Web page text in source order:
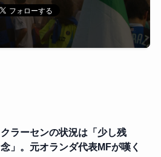
クラーセンの状況は「少し残
念」。元オランダ代表MFが嘆く